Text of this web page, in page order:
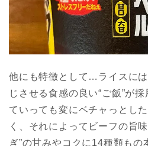
他にも特徴として…ライスに
じさせる食感の良い“ご飯”が
ていっても変にベチャっとし
く、それによってビーフの旨
ぎ”の甘みやコクに14種類もの